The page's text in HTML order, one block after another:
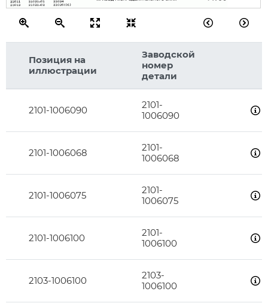
Позиция на
иллюстрации
Заводской
номер
детали
2101-1006090
2101-
1006090
2101-1006068
2101-
1006068
2101-1006075
2101-
1006075
2101-1006100
2101-
1006100
2103-1006100
2103-
1006100